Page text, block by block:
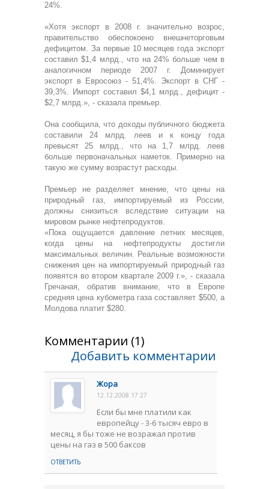
24%.
«Хотя экспорт в 2008 г. значительно возрос,
правительство обеспокоено внешнеторговым
дефицитом. За первые 10 месяцев года экспорт
составил $1,4 млрд., что на 24% больше чем в
аналогичном периоде 2007 г. Доминирует
экспорт в Евросоюз - 51,4%. Экспорт в СНГ -
39,3%. Импорт составил $4,1 млрд., дефицит -
$2,7 млрд.», - сказала премьер.
Она сообщила, что доходы публичного бюджета
составили 24 млрд. леев и к концу года
превысят 25 млрд., что на 1,7 млрд. леев
больше первоначальных наметок. Примерно на
такую же сумму возрастут расходы.
Премьер не разделяет мнение, что цены на
природный газ, импортируемый из России,
должны снизиться вследствие ситуации на
мировом рынке нефтепродуктов.
«Пока ощущается давление летних месяцев,
когда цены на нефтепродукты достигли
максимальных величин. Реальные возможности
снижения цен на импортируемый природный газ
появятся во втором квартале 2009 г.», - сказала
Гречаная, обратив внимание, что в Европе
средняя цена кубометра газа составляет $500, а
Молдова платит $280.
Комментарии (1)
Добавить комментарии
Жора
12.12.2008 17:27
Если бы мне платили как
европейцу - 3-6 тысяч евро в
месяц, я бы тоже не возражал против
цены на газ в 500 баксов
ОТВЕТИТЬ